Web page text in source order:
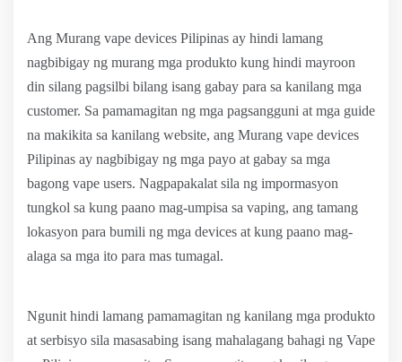
Ang Murang vape devices Pilipinas ay hindi lamang
nagbibigay ng murang mga produkto kung hindi mayroon
din silang pagsilbi bilang isang gabay para sa kanilang mga
customer. Sa pamamagitan ng mga pagsangguni at mga guide
na makikita sa kanilang website, ang Murang vape devices
Pilipinas ay nagbibigay ng mga payo at gabay sa mga
bagong vape users. Nagpapakalat sila ng impormasyon
tungkol sa kung paano mag-umpisa sa vaping, ang tamang
lokasyon para bumili ng mga devices at kung paano mag-
alaga sa mga ito para mas tumagal.
Ngunit hindi lamang pamamagitan ng kanilang mga produkto
at serbisyo sila masasabing isang mahalagang bahagi ng Vape